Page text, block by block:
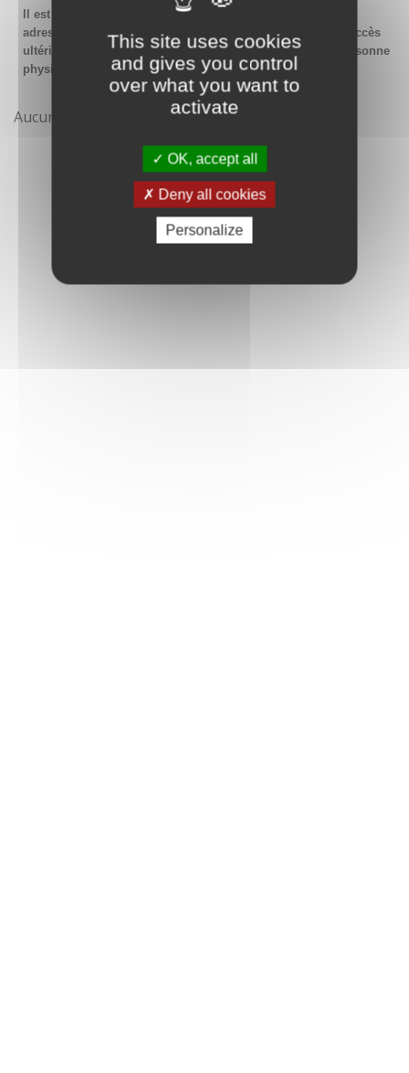
This site uses cookies
and gives you control
over what you want to
activate
OK, accept all
Deny all cookies
Personalize
Il est conseillé lors de la création du compte de saisir une
adresse email générique de l'organisme afin de garantir l'accès
ultérieur au compte même en cas de changement de la personne
physique gestionnaire.
Aucune démarche pour le moment